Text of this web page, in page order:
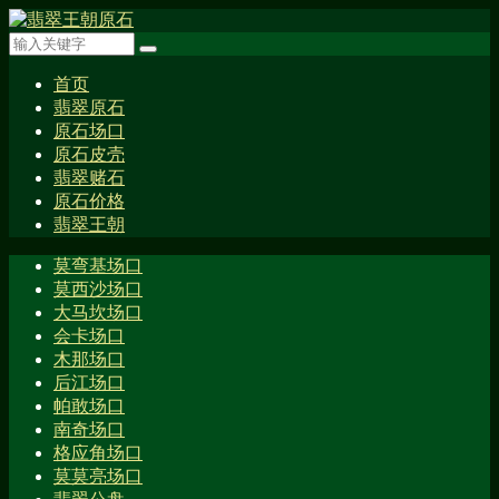
首页
翡翠原石
原石场口
原石皮壳
翡翠赌石
原石价格
翡翠王朝
莫弯基场口
莫西沙场口
大马坎场口
会卡场口
木那场口
后江场口
帕敢场口
南奇场口
格应角场口
莫莫亮场口